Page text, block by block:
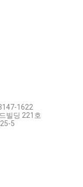
1622
빌딩 221호
5